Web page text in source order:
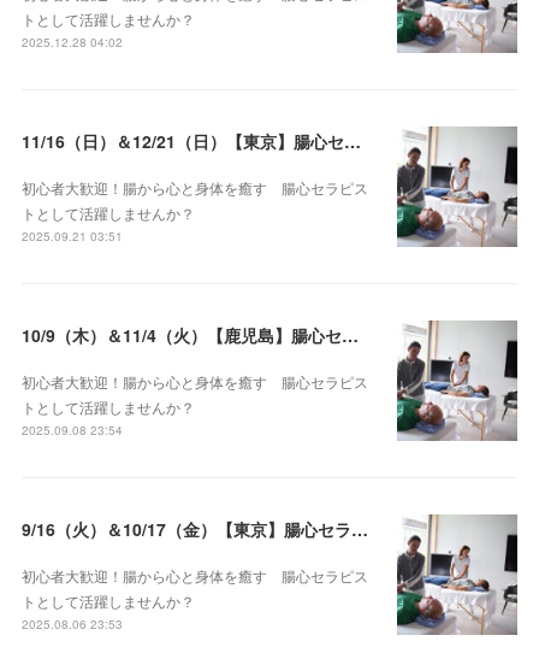
トとして活躍しませんか？
2025.12.28 04:02
11/16（日）＆12/21（日）【東京】腸心セラピスト養成コース《２日間コース》開講決定
初心者大歓迎！腸から心と身体を癒す 腸心セラピス
トとして活躍しませんか？
2025.09.21 03:51
10/9（木）＆11/4（火）【鹿児島】腸心セラピスト養成コース《２日間コース》開講決定
初心者大歓迎！腸から心と身体を癒す 腸心セラピス
トとして活躍しませんか？
2025.09.08 23:54
9/16（火）＆10/17（金）【東京】腸心セラピスト養成コース《２日間コース》開講決定
初心者大歓迎！腸から心と身体を癒す 腸心セラピス
トとして活躍しませんか？
2025.08.06 23:53